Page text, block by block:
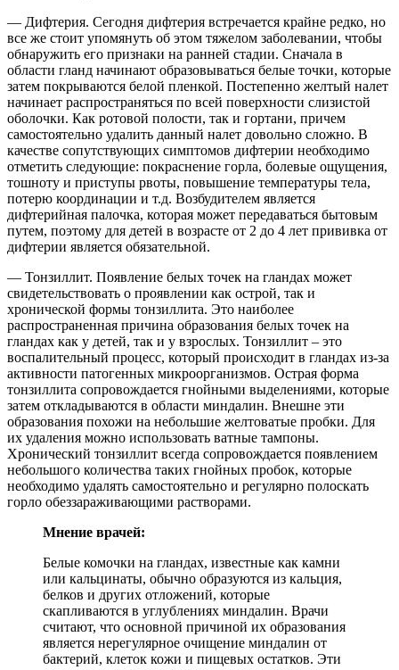
— Дифтерия. Сегодня дифтерия встречается крайне редко, но
все же стоит упомянуть об этом тяжелом заболевании, чтобы
обнаружить его признаки на ранней стадии. Сначала в
области гланд начинают образовываться белые точки, которые
затем покрываются белой пленкой. Постепенно желтый налет
начинает распространяться по всей поверхности слизистой
оболочки. Как ротовой полости, так и гортани, причем
самостоятельно удалить данный налет довольно сложно. В
качестве сопутствующих симптомов дифтерии необходимо
отметить следующие: покраснение горла, болевые ощущения,
тошноту и приступы рвоты, повышение температуры тела,
потерю координации и т.д. Возбудителем является
дифтерийная палочка, которая может передаваться бытовым
путем, поэтому для детей в возрасте от 2 до 4 лет прививка от
дифтерии является обязательной.
— Тонзиллит. Появление белых точек на гландах может
свидетельствовать о проявлении как острой, так и
хронической формы тонзиллита. Это наиболее
распространенная причина образования белых точек на
гландах как у детей, так и у взрослых. Тонзиллит – это
воспалительный процесс, который происходит в гландах из-за
активности патогенных микроорганизмов. Острая форма
тонзиллита сопровождается гнойными выделениями, которые
затем откладываются в области миндалин. Внешне эти
образования похожи на небольшие желтоватые пробки. Для
их удаления можно использовать ватные тампоны.
Хронический тонзиллит всегда сопровождается появлением
небольшого количества таких гнойных пробок, которые
необходимо удалять самостоятельно и регулярно полоскать
горло обеззараживающими растворами.
Мнение врачей:
Белые комочки на гландах, известные как камни
или кальцинаты, обычно образуются из кальция,
белков и других отложений, которые
скапливаются в углублениях миндалин. Врачи
считают, что основной причиной их образования
является нерегулярное очищение миндалин от
бактерий, клеток кожи и пищевых остатков. Эти